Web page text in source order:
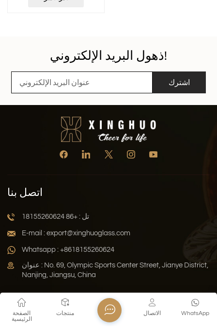
ذهول البريد الإلكتروني!
اشترك
اتصل بنا
تل : +86 18155260624
E-mail : export@xinghuoglass.com
Whatsapp : +8618155260624
عنوان : No. 69, Olympic Sports Center Street, Jianye District,
Nanjing, Jiangsu, China
Xml سياسة الخصوصية المدونة
خريطة الموقع
حقوق النشر © 2026 Jiangsu Xinghuo Technology Co., Ltd. جميع
الصفحة
الرئيسية
منتجات WhatsApp الاتصال